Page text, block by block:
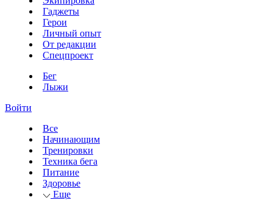
Гаджеты
Герои
Личный опыт
От редакции
Спецпроект
Бег
Лыжи
Войти
Все
Начинающим
Тренировки
Техника бега
Питание
Здоровье
Еще